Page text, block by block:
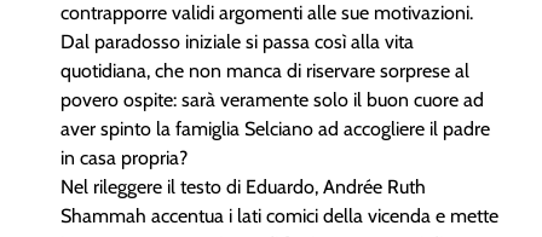
contrapporre validi argomenti alle sue motivazioni.
Dal paradosso iniziale si passa così alla vita
quotidiana, che non manca di riservare sorprese al
povero ospite: sarà veramente solo il buon cuore ad
aver spinto la famiglia Selciano ad accogliere il padre
in casa propria?
Nel rileggere il testo di Eduardo, Andrée Ruth
Shammah accentua i lati comici della vicenda e mette